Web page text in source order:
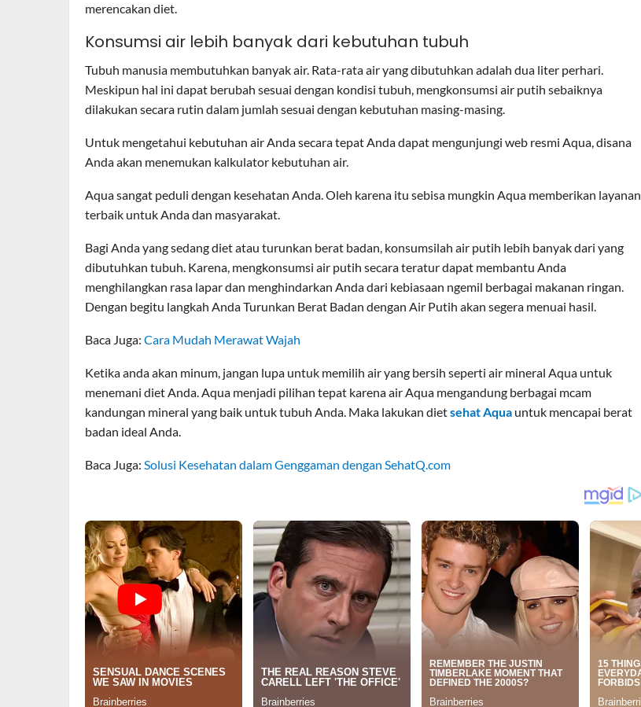
merencakan diet.
Konsumsi air lebih banyak dari kebutuhan tubuh
Tubuh manusia membutuhkan banyak air. Rata-rata air yang dibutuhkan adalah dua liter perhari.
Meskipun hal ini dapat berubah sesuai dengan kondisi tubuh, mengkonsumsi air putih sebaiknya
dilakukan secara rutin dalam jumlah sesuai dengan kebutuhan masing-masing.
Untuk mengetahui kebutuhan air Anda secara tepat Anda dapat mengunjungi web resmi Aqua, disana
Anda akan menemukan kalkulator kebutuhan air.
Aqua sangat peduli dengan kesehatan Anda. Oleh karena itu sebisa mungkin Aqua memberikan layanan
terbaik untuk Anda dan masyarakat.
Bagi Anda yang sedang diet atau turunkan berat badan, konsumsilah air putih lebih banyak dari yang
dibutuhkan tubuh. Karena, mengkonsumsi air putih secara teratur dapat membantu Anda
menghilangkan rasa lapar dan menghindarkan Anda dari kebiasaan ngemil berbagai makanan ringan.
Dengan begitu langkah Anda Turunkan Berat Badan dengan Air Putih akan segera menuai hasil.
Baca Juga: Cara Mudah Merawat Wajah
Ketika anda akan minum, jangan lupa untuk memilih air yang bersih seperti air mineral Aqua untuk
menemani diet Anda. Aqua menjadi pilihan tepat karena air Aqua mengandung berbagai mcam
kandungan mineral yang baik untuk tubuh Anda. Maka lakukan dietsehat Aqua untuk mencapai berat
badan ideal Anda.
Baca Juga: Solusi Kesehatan dalam Genggaman dengan SehatQ.com